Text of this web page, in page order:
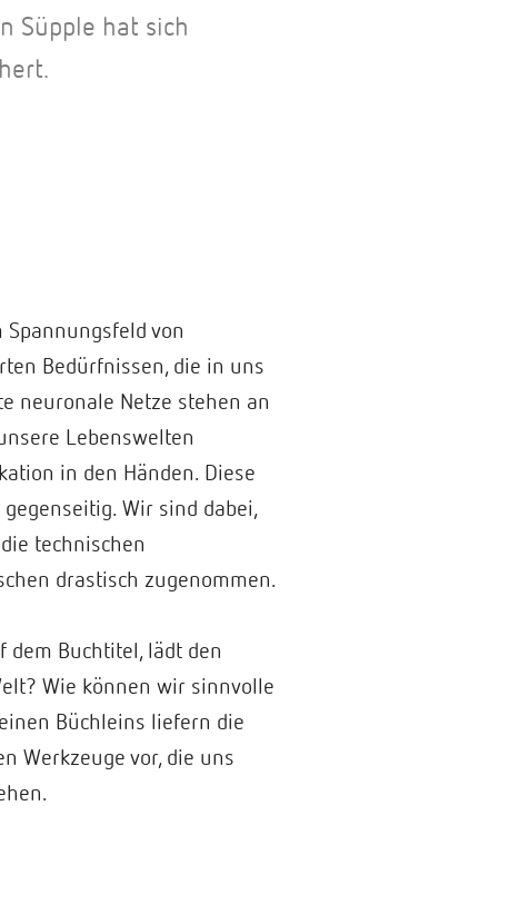
Süpple hat sich
von
Bedürfnissen, die in uns
neuronale Netze stehen an
Lebenswelten
in den Händen. Diese
Wir sind dabei,
technischen
drastisch zugenommen.
dem Buchtitel, lädt den
Wie können wir sinnvolle
Büchleins liefern die
Werkzeuge vor, die uns